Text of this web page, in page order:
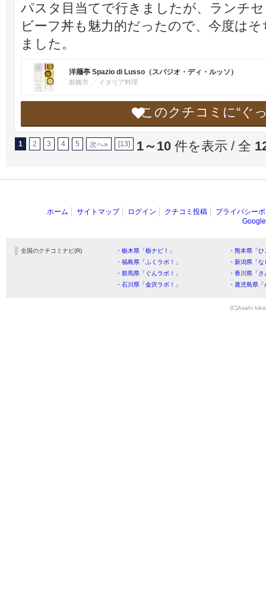
パスタ目当てで行きましたが、ランチ
ビーフ丼も魅力的だったので、今度は
ました。
洋麺亭 Spazio di Lusso（スパジオ・ディ・ルッソ）
前橋市 イタリア料理
このクチコミに“ぐ
1 2 3 4 5 次へ» [13] 1～10 件を表示 / 全
ホーム サイトマップ ログイン クチコミ投稿
プライバシー
全国のクチコミナビ(R) ・栃木県「栃ナビ！」
・熊本県「
・福島県「ふくラボ！」
・新潟県「
・群馬県「ぐんラボ！」
・香川県「
・石川県「金沢ラボ！」
・鹿児島県
(C)Asahi